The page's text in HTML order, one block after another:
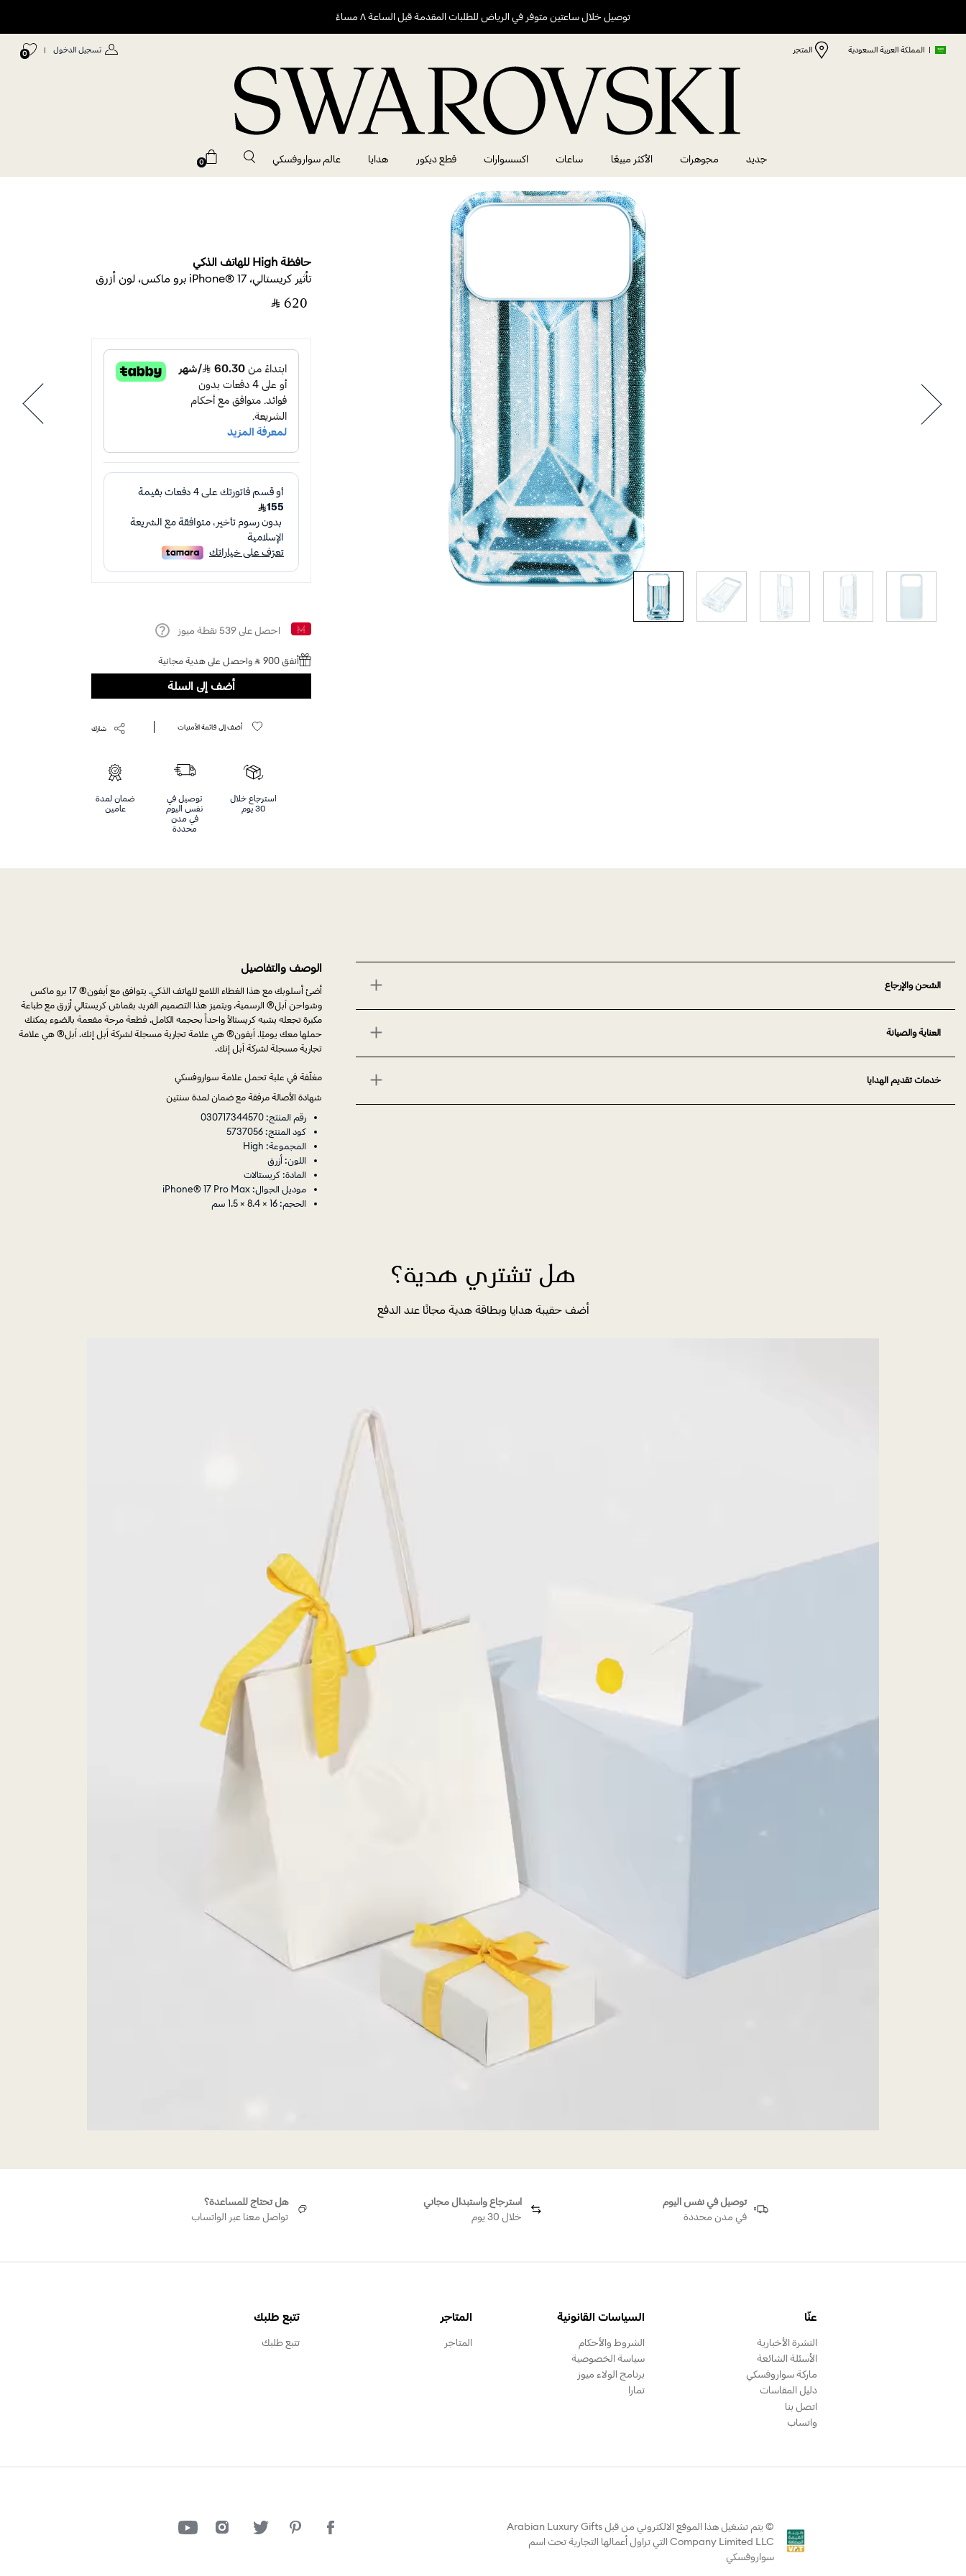
توصيل خلال ساعتين متوفر في الرياض للطلبات المقدمة قبل الساعة ٨ مساءً
| المملكة العربية السعودية المتجر تسجيل الدخول |
0
جديد مجوهرات الأكثر مبيعًا ساعات اكسسوارات قطع ديكور هدايا عالم سواروفسكي 0
حافظة High للهاتف الذكي
تأثير كريستالي، iPhone® 17 برو ماكس، لون أزرق
‎ ⃁ ⁦620⁩ ‎
احصل على 539 نقطة ميوز
أنفق 900 ⃁ واحصل على هدية مجانية
أضف إلى السلة
أضف إلى قائمة الأمنيات شارك
استرجاع خلال
30 يوم
توصيل في
نفس اليوم
في مدن
محددة
ضمان لمدة
عامين
الشحن والإرجاع
العناية والصيانة
خدمات تقديم الهدايا
الوصف والتفاصيل
أضئ أسلوبك مع هذا الغطاء اللامع للهاتف الذكي. يتوافق مع آيفون® 17 برو ماكس
وشواحن آبل® الرسمية، ويتميز هذا التصميم الفريد بقماش كريستالي أزرق مع طباعة
مكبرة تجعله يشبه كريستالاً واحداً بحجمه الكامل. قطعة مرحة مفعمة بالضوء يمكنك
حملها معك يوميًا. آيفون® هي علامة تجارية مسجلة لشركة آبل إنك. آبل® هي علامة
تجارية مسجلة لشركة آبل إنك.
مغلّفة في علبة تحمل علامة سواروفسكي
شهادة الأصالة مرفقة مع ضمان لمدة سنتين
رقم المنتج: 030717344570
كود المنتج: 5737056
المجموعة: High
اللون: أزرق
المادة: كريستالات
موديل الجوال: iPhone® 17 Pro Max
الحجم: 16 × 8.4 × 1.5 سم
هل تشتري هدية؟
أضف حقيبة هدايا وبطاقة هدية مجانًا عند الدفع
توصيل في نفس اليوم
في مدن محددة
استرجاع واستبدال مجاني
خلال 30 يوم
هل تحتاج للمساعدة؟
تواصل معنا عبر الواتساب
عنّا
النشرة الأخبارية
الأسئلة الشائعة
ماركة سواروفسكي
دليل المقاسات
اتصل بنا
واتساب
السياسات القانونية
الشروط والأحكام
سياسة الخصوصية
برنامج الولاء ميوز
تمارا
المتاجر
المتاجر
تتبع طلبك
تتبع طلبك
© يتم تشغيل هذا الموقع الالكتروني من قبل Arabian Luxury Gifts
Company Limited LLC التي تزاول أعمالها التجارية تحت اسم
سواروفسكي